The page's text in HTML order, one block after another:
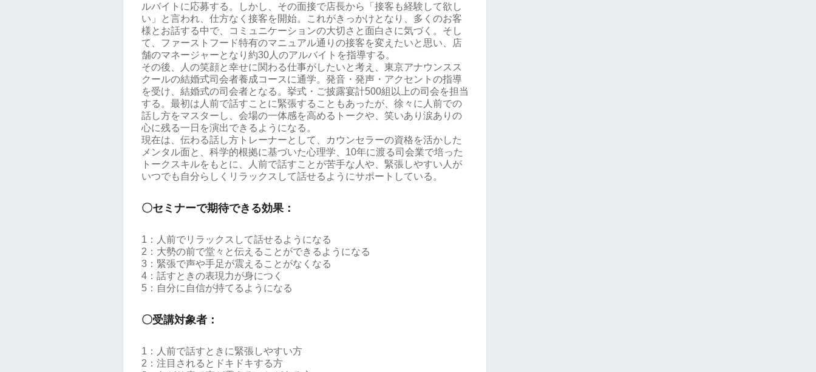
ルバイトに応募する。しかし、その面接で店長から「接客も経験して欲し
い」と言われ、仕方なく接客を開始。これがきっかけとなり、多くのお客
様とお話する中で、コミュニケーションの大切さと面白さに気づく。そし
て、ファーストフード特有のマニュアル通りの接客を変えたいと思い、店
舗のマネージャーとなり約30人のアルバイトを指導する。
その後、人の笑顔と幸せに関わる仕事がしたいと考え、東京アナウンスス
クールの結婚式司会者養成コースに通学。発音・発声・アクセントの指導
を受け、結婚式の司会者となる。挙式・ご披露宴計500組以上の司会を担当
する。最初は人前で話すことに緊張することもあったが、徐々に人前での
話し方をマスターし、会場の一体感を高めるトークや、笑いあり涙ありの
心に残る一日を演出できるようになる。
現在は、伝わる話し方トレーナーとして、カウンセラーの資格を活かした
メンタル面と、科学的根拠に基づいた心理学、10年に渡る司会業で培った
トークスキルをもとに、人前で話すことが苦手な人や、緊張しやすい人が
いつでも自分らしくリラックスして話せるようにサポートしている。
〇セミナーで期待できる効果：
1：人前でリラックスして話せるようになる
2：大勢の前で堂々と伝えることができるようになる
3：緊張で声や手足が震えることがなくなる
4：話すときの表現力が身につく
5：自分に自信が持てるようになる
〇受講対象者：
1：人前で話すときに緊張しやすい方
2：注目されるとドキドキする方